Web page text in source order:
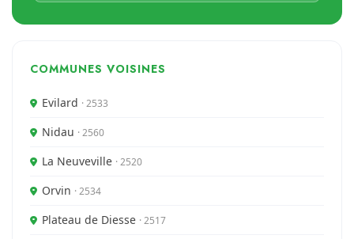
COMMUNES VOISINES
Evilard · 2533
Nidau · 2560
La Neuveville · 2520
Orvin · 2534
Plateau de Diesse · 2517